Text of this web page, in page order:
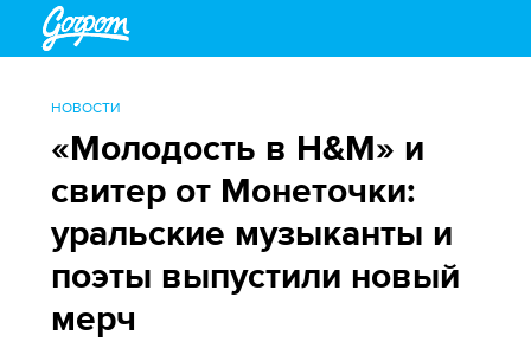
НОВОСТИ
«Молодость в H&M» и
свитер от Монеточки:
уральские музыканты и
поэты выпустили новый
мерч